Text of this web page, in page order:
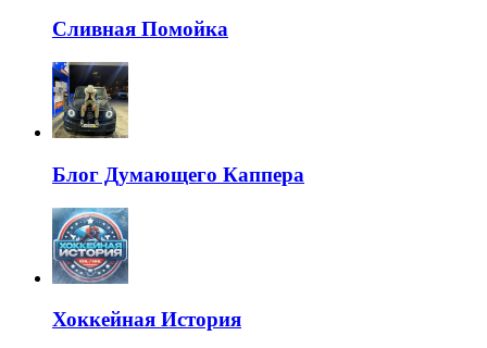
Сливная Помойка
Блог Думающего Каппера
Хоккейная История